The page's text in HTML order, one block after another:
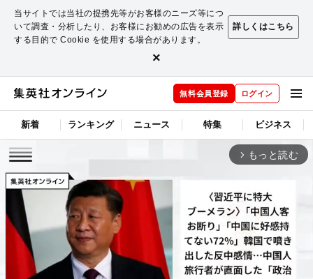
当サイトでは当社の提携先等がお客様のニーズ等につ
いて調査・分析したり、お客様にお勧めの広告を表示
する目的で Cookie を使用する場合があります。
詳しくはこちら
×
無料会員登録 ログイン
新着 ランキング ニュース 特集 ビジネス
arrow_forward_ios もっと読む